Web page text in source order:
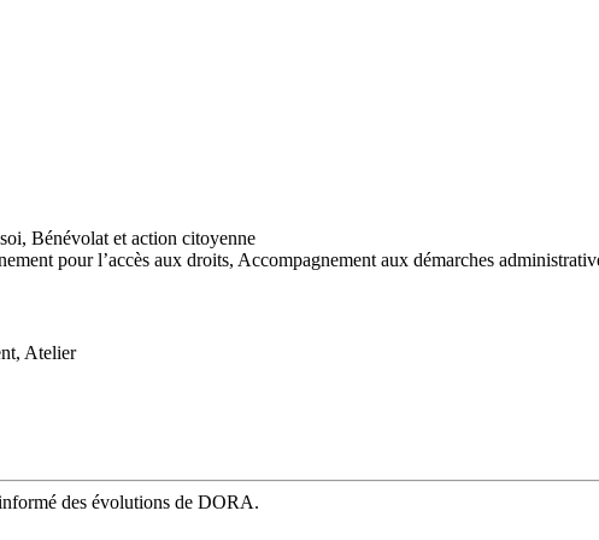
Bénévolat et action citoyenne
pour l’accès aux droits, Accompagnement aux démarches
Atelier
des évolutions de DORA.